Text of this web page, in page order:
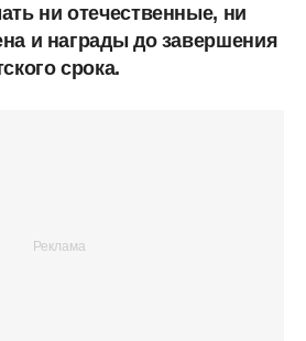
ни отечественные, ни
и награды до завершения
срока.